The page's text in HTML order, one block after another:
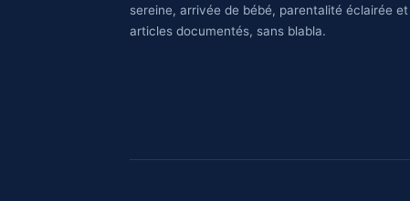
sereine, arrivée de bébé, parentalité éclairée
articles documentés, sans blabla.